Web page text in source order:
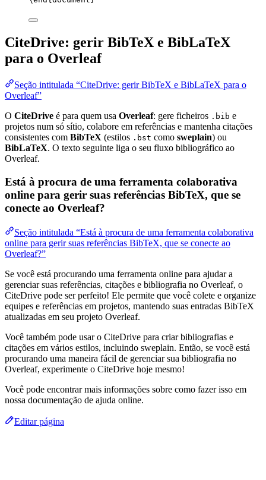
CiteDrive: gerir BibTeX e BibLaTeX
para o Overleaf
Seção intitulada “CiteDrive: gerir BibTeX e BibLaTeX para o
Overleaf”
O CiteDrive é para quem usa Overleaf: gere ficheiros .bib e
projetos num só sítio, colabore em referências e mantenha citações
consistentes com BibTeX (estilos .bst como sweplain) ou
BibLaTeX. O texto seguinte liga o seu fluxo bibliográfico ao
Overleaf.
Está à procura de uma ferramenta colaborativa
online para gerir suas referências BibTeX, que se
conecte ao Overleaf?
Seção intitulada “Está à procura de uma ferramenta colaborativa
online para gerir suas referências BibTeX, que se conecte ao
Overleaf?”
Se você está procurando uma ferramenta online para ajudar a
gerenciar suas referências, citações e bibliografia no Overleaf, o
CiteDrive pode ser perfeito! Ele permite que você colete e organize
equipes e referências em projetos, mantendo suas entradas BibTeX
atualizadas em seu projeto Overleaf.
Você também pode usar o CiteDrive para criar bibliografias e
citações em vários estilos, incluindo sweplain. Então, se você está
procurando uma maneira fácil de gerenciar sua bibliografia no
Overleaf, experimente o CiteDrive hoje mesmo!
Você pode encontrar mais informações sobre como fazer isso em
nossa documentação de ajuda online.
Editar página